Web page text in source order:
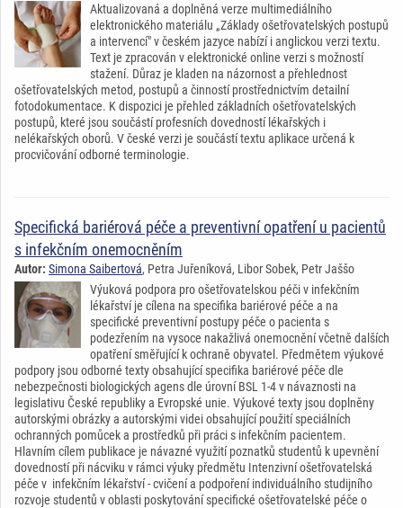
Aktualizovaná a doplněná verze multimediálního
elektronického materiálu „Základy ošetřovatelských postupů
a intervencí" v českém jazyce nabízí i anglickou verzi textu.
Text je zpracován v elektronické online verzi s možností
stažení. Důraz je kladen na názornost a přehlednost
ošetřovatelských metod, postupů a činností prostřednictvím detailní
fotodokumentace. K dispozici je přehled základních ošetřovatelských
postupů, které jsou součástí profesních dovedností lékařských i
nelékařských oborů. V české verzi je součástí textu aplikace určená k
procvičování odborné terminologie.
Specifická bariérová péče a preventivní opatření u pacientů
s infekčním onemocněním
Autor: Simona Saibertová, Petra Juřeníková, Libor Sobek, Petr Jaššo
Výuková podpora pro ošetřovatelskou péči v infekčním
lékařství je cílena na specifika bariérové péče a na
specifické preventivní postupy péče o pacienta s
podezřením na vysoce nakažlivá onemocnění včetně dalších
opatření směřující k ochraně obyvatel. Předmětem výukové
podpory jsou odborné texty obsahující specifika bariérové péče dle
nebezpečnosti biologických agens dle úrovní BSL 1-4 v návaznosti na
legislativu České republiky a Evropské unie. Výukové texty jsou doplněny
autorskými obrázky a autorskými videi obsahující použití speciálních
ochranných pomůcek a prostředků při práci s infekčním pacientem.
Hlavním cílem publikace je návazné využití poznatků studentů k upevnění
dovedností při nácviku v rámci výuky předmětu Intenzivní ošetřovatelská
péče v infekčním lékařství - cvičení a podpoření individuálního studijního
rozvoje studentů v oblasti poskytování specifické ošetřovatelské péče o